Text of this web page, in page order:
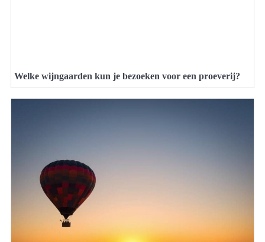
Welke wijngaarden kun je bezoeken voor een proeverij?